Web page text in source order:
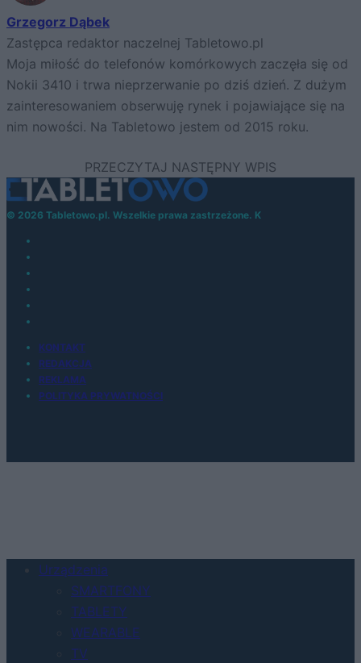
Grzegorz Dąbek
Zastępca redaktor naczelnej Tabletowo.pl
Moja miłość do telefonów komórkowych zaczęła się od
Nokii 3410 i trwa nieprzerwanie po dziś dzień. Z dużym
zainteresowaniem obserwuję rynek i pojawiające się na
nim nowości. Na Tabletowo jestem od 2015 roku.
© 2026 Tabletowo.pl. Wszelkie prawa zastrzeżone. K
KONTAKT
REDAKCJA
REKLAMA
POLITYKA PRYWATNOŚCI
Urządzenia
SMARTFONY
TABLETY
WEARABLE
TV